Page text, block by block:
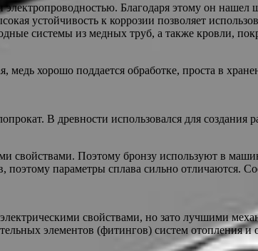
Благодаря этому он нашел
устойчивость к коррозии позволяет
системы из медных труб, а также кровли,
медь хорошо поддается обработке, проста в
В древности использовался для создания
свойствами. Поэтому бронзу используют в
параметры сплава сильно отличаются.
свойствами, но зато лучшими
элементов (фитингов) систем отопления